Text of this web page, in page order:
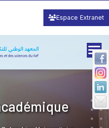
Espace Extranet